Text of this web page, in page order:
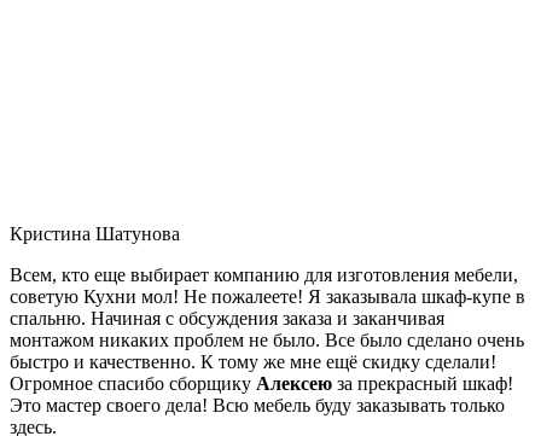
Кристина Шатунова
Всем, кто еще выбирает компанию для изготовления мебели,
советую Кухни мол! Не пожалеете! Я заказывала шкаф-купе в
спальню. Начиная с обсуждения заказа и заканчивая
монтажом никаких проблем не было. Все было сделано очень
быстро и качественно. К тому же мне ещё скидку сделали!
Огромное спасибо сборщику Алексею за прекрасный шкаф!
Это мастер своего дела! Всю мебель буду заказывать только
здесь.